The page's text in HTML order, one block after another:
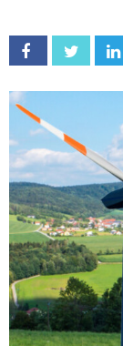
Facebook Twitter